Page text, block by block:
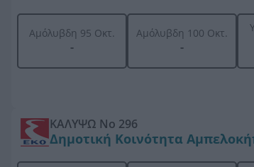
Αμόλυβδη 95 Οκτ.
-
Αμόλυβδη 100 Οκτ.
-
ΚΑΛΥΨΩ Νο 296
Δημοτική Κοινότητα